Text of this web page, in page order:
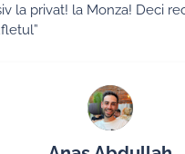
la privat! la Monza! Deci